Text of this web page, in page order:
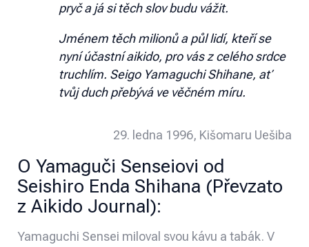
pryč a já si těch slov budu vážit.
Jménem těch milionů a půl lidí, kteří se
nyní účastní aikido, pro vás z celého srdce
truchlím. Seigo Yamaguchi Shihane, ať
tvůj duch přebývá ve věčném míru.
29. ledna 1996, Kišomaru Uešiba
O Yamaguči Senseiovi od
Seishiro Enda Shihana (Převzato
z Aikido Journal ):
Yamaguchi Sensei miloval svou kávu a tabák. V